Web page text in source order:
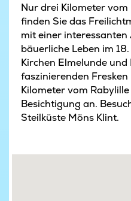
Nur drei Kilometer
finden Sie das
mit einer
bäuerliche Leben im
Kirchen Elmelunde
faszinierenden
Kilometer vom
Besichtigung an.
Steilküste Möns Klint.